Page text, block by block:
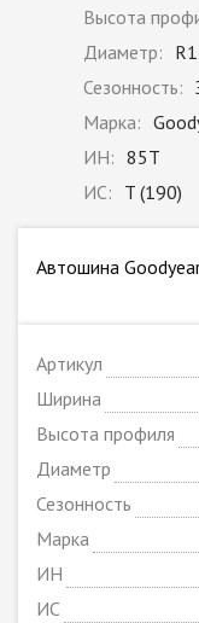
Высота
Диаметр:
Сезонность:
Марка:
ИН: 85T
ИС: T (190)
Автошина
Артикул
Ширина
Высота профиля
Диаметр
Сезонность
Марка
ИН
ИС